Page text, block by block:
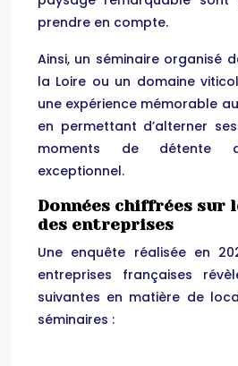
prendre en compte.
Ainsi, un séminaire organisé
la Loire ou un domaine
une expérience mémorable
en permettant d’alterner
moments de détente
exceptionnel.
Données chiffrées sur
des entreprises
Une enquête réalisée en
entreprises françaises
suivantes en matière de
séminaires :